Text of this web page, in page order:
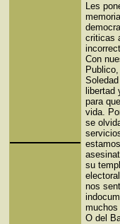
Les
criticas
Con
para
vida.
se
su
nos
muchos
O del